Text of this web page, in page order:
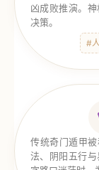
凶成败推演。
决策。
#
传统奇门遁甲
法、阴阳五行